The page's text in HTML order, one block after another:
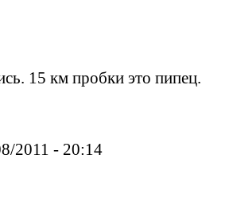
15 км пробки это пипец.
2011 - 20:14